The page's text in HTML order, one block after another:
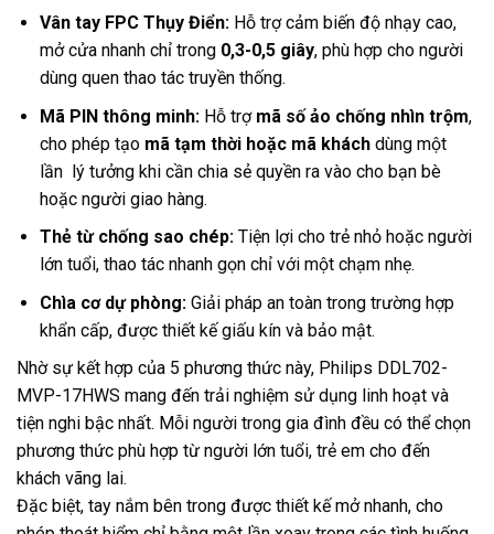
Vân tay FPC Thụy Điển:Hỗ trợ cảm biến độ nhạy cao,
mở cửa nhanh chỉ trong 0,3-0,5 giây, phù hợp cho người
dùng quen thao tác truyền thống.
Mã PIN thông minh:Hỗ trợ mã số ảo chống nhìn trộm,
cho phép tạo mã tạm thời hoặc mã kháchdùng một
lần lý tưởng khi cần chia sẻ quyền ra vào cho bạn bè
hoặc người giao hàng.
Thẻ từ chống sao chép:Tiện lợi cho trẻ nhỏ hoặc người
lớn tuổi, thao tác nhanh gọn chỉ với một chạm nhẹ.
Chìa cơ dự phòng:Giải pháp an toàn trong trường hợp
khẩn cấp, được thiết kế giấu kín và bảo mật.
Nhờ sự kết hợp của 5 phương thức này, Philips DDL702-
MVP-17HWS mang đến trải nghiệm sử dụng linh hoạt và
tiện nghi bậc nhất. Mỗi người trong gia đình đều có thể chọn
phương thức phù hợp từ người lớn tuổi, trẻ em cho đến
khách vãng lai.
Đặc biệt, tay nắm bên trong được thiết kế mở nhanh, cho